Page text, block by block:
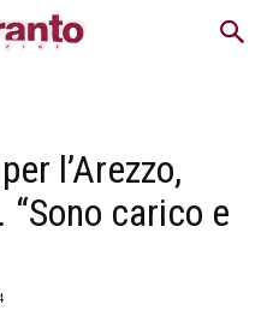
l’Arezzo,
carico e